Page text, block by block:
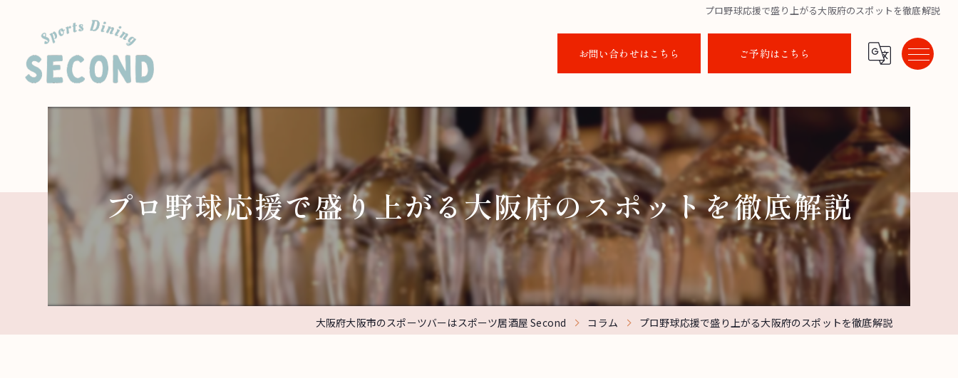
プロ野球応援で盛り上がる大阪府のスポットを徹底解説
お問い合わせはこちら ご予約はこちら
プロ野球応援で盛り上がる大阪府のスポットを徹底解説
大阪府大阪市のスポーツバーはスポーツ居酒屋 Second コラム プロ野球応援で盛り上がる大阪府のスポットを徹底解説